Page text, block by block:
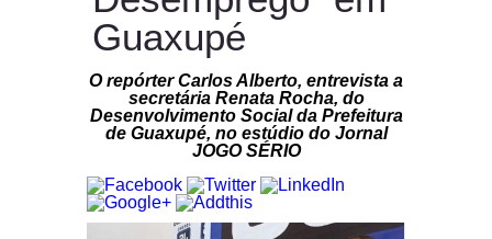
Guaxupé
O repórter Carlos Alberto, entrevista a
secretária Renata Rocha, do
Desenvolvimento Social da Prefeitura
de Guaxupé, no estúdio do Jornal
JOGO SÉRIO